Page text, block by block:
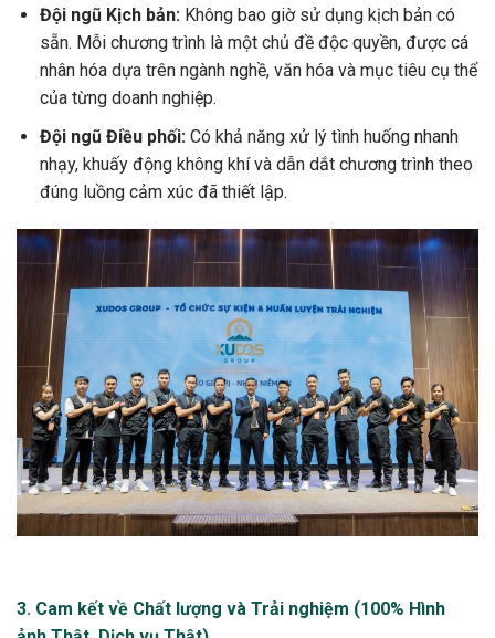
Đội ngũ Kịch bản:Không bao giờ sử dụng kịch bản có
sẵn. Mỗi chương trình là một chủ đề độc quyền, được cá
nhân hóa dựa trên ngành nghề, văn hóa và mục tiêu cụ thể
của từng doanh nghiệp.
Đội ngũ Điều phối:Có khả năng xử lý tình huống nhanh
nhạy, khuấy động không khí và dẫn dắt chương trình theo
đúng luồng cảm xúc đã thiết lập.
3. Cam kết về Chất lượng và Trải nghiệm (100% Hình